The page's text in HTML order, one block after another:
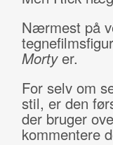
Nærmest på
Mortyer.
For selv om
stil, er den
der bruger
kommentere